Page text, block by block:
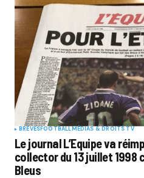
BRÈVESFOOTBALLMÉDIAS & DROITS TV
Le journal L’Equipe va
collector du 13 juillet 1998
Bleus